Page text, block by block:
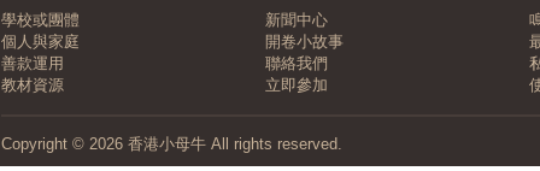
學校或團體
個人與家庭
善款運用
教材資源
新聞中心
開卷小故事
聯絡我們
立即參加
Copyright © 2026 香港小母牛 All rights reserved.